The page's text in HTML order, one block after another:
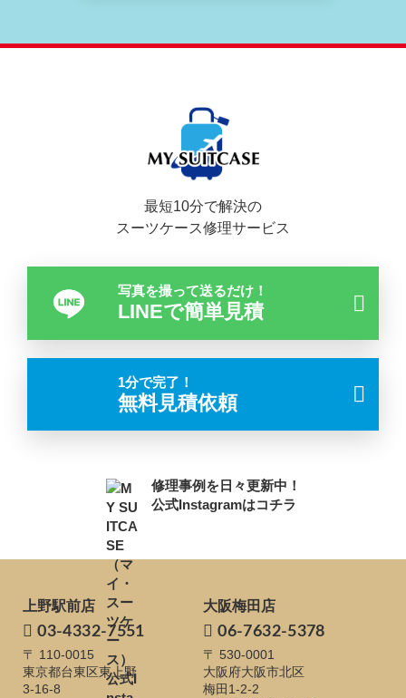
最短10分で解決の
スーツケース修理サービス
写真を撮って送るだけ！
LINEで簡単見積
1分で完了！
無料見積依頼
修理事例を日々更新中！
公式Instagramはコチラ
上野駅前店
03-4332-7551
〒 110-0015
東京都台東区東上野
3-16-8
大阪梅田店
06-7632-5378
〒 530-0001
大阪府大阪市北区
梅田1-2-2